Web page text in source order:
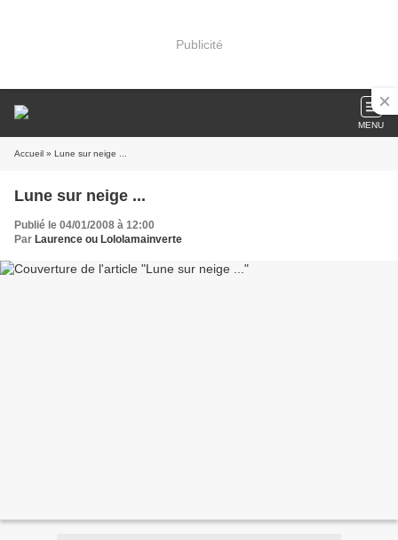
Publicité
MENU
Accueil » Lune sur neige ...
Lune sur neige ...
Publié le 04/01/2008 à 12:00
Par Laurence ou Lololamainverte